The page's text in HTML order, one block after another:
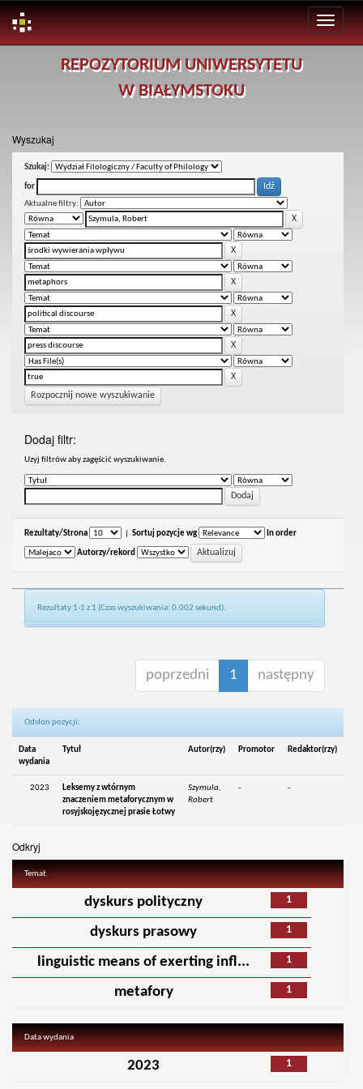
REPOZYTORIUM UNIWERSYTETU
W BIAŁYMSTOKU
Wyszukaj
Szukaj:
for
Aktualne filtry:
Rozpocznij nowe wyszukiwanie
Dodaj filtr:
Uzyj filtrów aby zagęścić wyszukiwanie.
Rezultaty/Strona Sortuj pozycje wg In order
Autorzy/rekord
Rezultaty 1-1 z 1 (Czas wyszukiwania: 0.002 sekund).
poprzedni 1 następny
Odsłon pozycji:
Data
wydania
Tytuł Autor(rzy) Promotor Redaktor(rzy)
2023
Leksemy z wtórnym
znaczeniem metaforycznym w
rosyjskojęzycznej prasie Łotwy
Szymula,
Robert
- -
Odkryj
Temat
1
dyskurs polityczny
1
dyskurs prasowy
1
linguistic means of exerting infl...
1
metafory
Data wydania
1
2023